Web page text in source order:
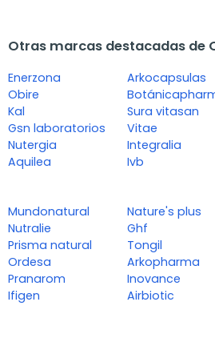
Otras marcas destacadas de
Enerzona
Obire
Kal
Gsn laboratorios
Nutergia
Aquilea
Arkocapsulas
Sura vitasan
Vitae
Integralia
Ivb
Mundonatural
Nutralie
Prisma natural
Ordesa
Pranarom
Ifigen
Nature's plus
Ghf
Tongil
Arkopharma
Inovance
Airbiotic